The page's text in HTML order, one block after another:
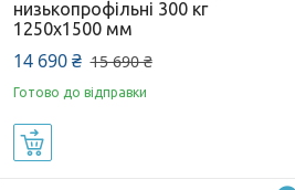
низькопрофільні 300 кг
1250х1500 мм
14 690 ₴ 15 690 ₴
Готово до відправки